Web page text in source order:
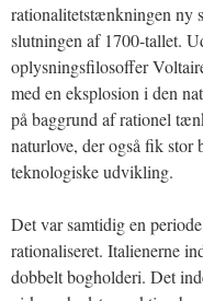
rationalitetstænkningen ny
slutningen af 1700-tallet.
oplysningsfilosoffer
med en eksplosion i den
på baggrund af rationel
naturlove, der også fik stor
teknologiske udvikling.
Det var samtidig en
rationaliseret. Italienerne
dobbelt bogholderi. Det